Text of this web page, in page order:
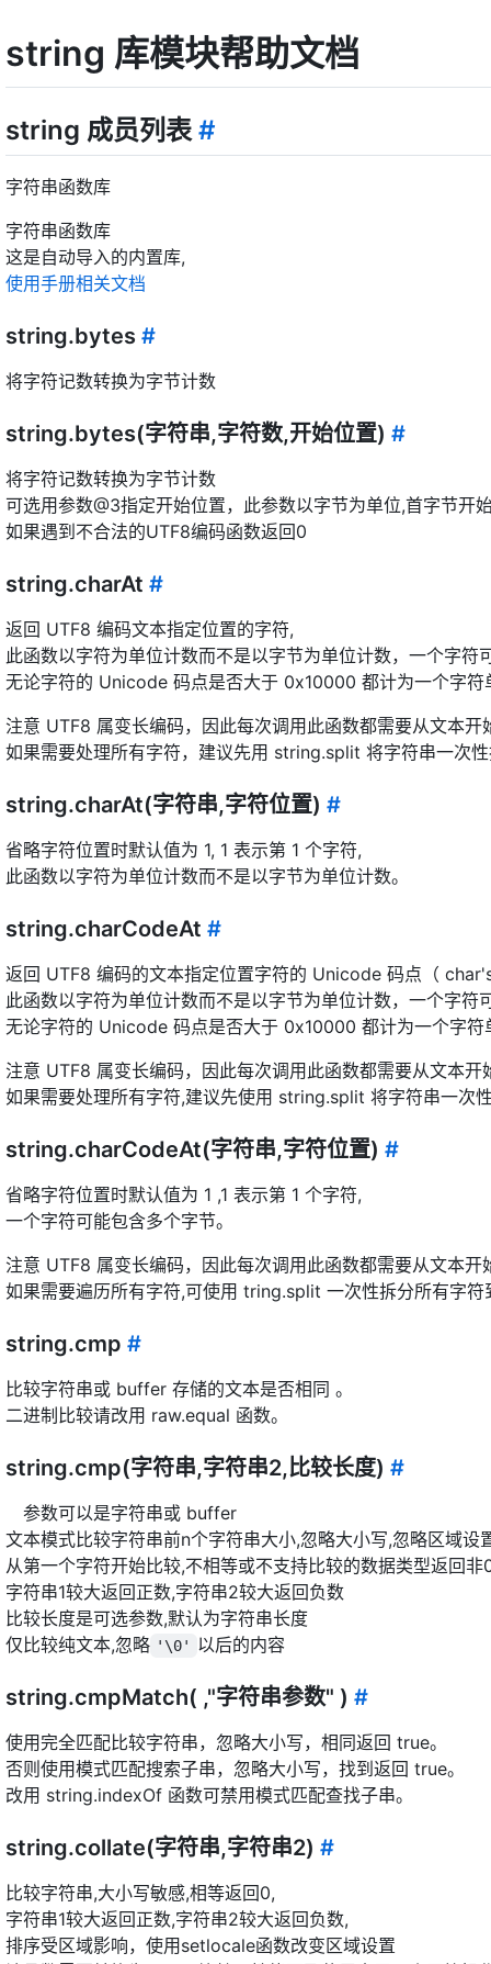
string 库模块帮助文档
string 成员列表 #
字符串函数库
字符串函数库
这是自动导入的内置库,
使用手册相关文档
string.bytes #
将字符记数转换为字节计数
string.bytes(字符串,字符数,开始位置) #
将字符记数转换为字节计数
可选用参数@3指定开始位置，此参数以字节为单位,首字节开
如果遇到不合法的UTF8编码函数返回0
string.charAt #
返回 UTF8 编码文本指定位置的字符,
此函数以字符为单位计数而不是以字节为单位计数，一个字符
无论字符的 Unicode 码点是否大于 0x10000 都计为一个字符
注意 UTF8 属变长编码，因此每次调用此函数都需要从文本开
如果需要处理所有字符，建议先用 string.split 将字符串一次
string.charAt(字符串,字符位置) #
省略字符位置时默认值为 1, 1 表示第 1 个字符,
此函数以字符为单位计数而不是以字节为单位计数。
string.charCodeAt #
返回 UTF8 编码的文本指定位置字符的 Unicode 码点（
此函数以字符为单位计数而不是以字节为单位计数，一个字符
无论字符的 Unicode 码点是否大于 0x10000 都计为一个字符
注意 UTF8 属变长编码，因此每次调用此函数都需要从文本开
如果需要处理所有字符,建议先使用 string.split 将字符串一次
string.charCodeAt(字符串,字符位置) #
省略字符位置时默认值为 1 ,1 表示第 1 个字符,
一个字符可能包含多个字节。
注意 UTF8 属变长编码，因此每次调用此函数都需要从文本开
如果需要遍历所有字符,可使用 tring.split 一次性拆分所有字符
string.cmp #
比较字符串或 buffer 存储的文本是否相同 。
二进制比较请改用 raw.equal 函数。
string.cmp(字符串,字符串2,比较长度) #
参数可以是字符串或 buffer
文本模式比较字符串前n个字符串大小,忽略大小写,忽略区域设
从第一个字符开始比较,不相等或不支持比较的数据类型返回非
字符串1较大返回正数,字符串2较大返回负数
比较长度是可选参数,默认为字符串长度
仅比较纯文本,忽略 '\0' 以后的内容
string.cmpMatch( ,"字符串参数" ) #
使用完全匹配比较字符串，忽略大小写，相同返回 true。
否则使用模式匹配搜索子串，忽略大小写，找到返回 true。
改用 string.indexOf 函数可禁用模式匹配查找子串。
string.collate(字符串,字符串2) #
比较字符串,大小写敏感,相等返回0,
字符串1较大返回正数,字符串2较大返回负数,
排序受区域影响，使用setlocale函数改变区域设置